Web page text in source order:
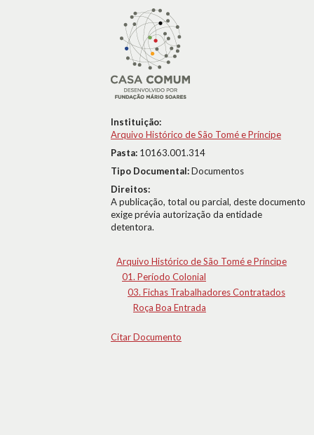
Instituição:
Arquivo Histórico de São Tomé e Príncipe
Pasta: 10163.001.314
Tipo Documental:Documentos
Direitos:
A publicação, total ou parcial, deste documento
exige prévia autorização da entidade
detentora.
Arquivo Histórico de São Tomé e Príncipe
01. Período Colonial
03. Fichas Trabalhadores Contratados
Roça Boa Entrada
Citar Documento